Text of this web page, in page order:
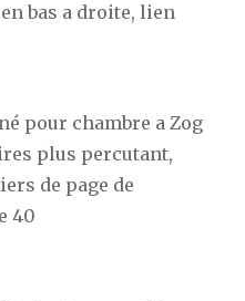
bas a droite, lien
pour chambre a Zog
plus percutant,
de page de
40